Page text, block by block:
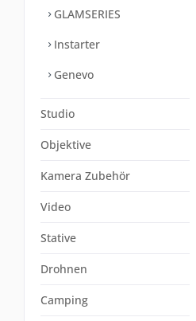
GLAMSERIES
Instarter
Genevo
Studio
Objektive
Kamera Zubehör
Video
Stative
Drohnen
Camping